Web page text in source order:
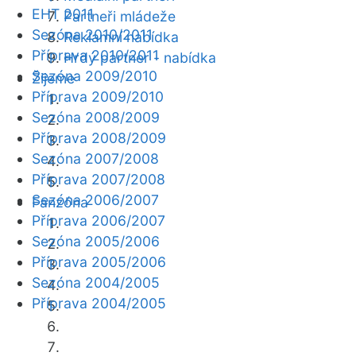
Partneři mládeže
Reklamní nabídka
Hrdý partner - nabídka
Žijeme
Fanzóna
EHT 2011
Sezóna 2010/2011
Příprava 2010/2011
Sezóna 2009/2010
Příprava 2009/2010
Sezóna 2008/2009
Příprava 2008/2009
Sezóna 2007/2008
Příprava 2007/2008
Sezóna 2006/2007
Příprava 2006/2007
Sezóna 2005/2006
Příprava 2005/2006
Sezóna 2004/2005
Příprava 2004/2005